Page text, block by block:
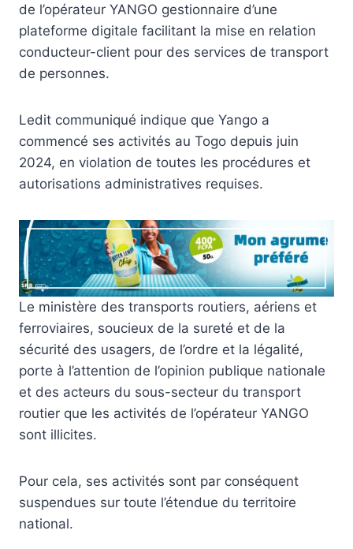
de l’opérateur YANGO gestionnaire d’une
plateforme digitale facilitant la mise en relation
conducteur-client pour des services de transport
de personnes.
Ledit communiqué indique que Yango a
commencé ses activités au Togo depuis juin
2024, en violation de toutes les procédures et
autorisations administratives requises.
Le ministère des transports routiers, aériens et
ferroviaires, soucieux de la sureté et de la
sécurité des usagers, de l’ordre et la légalité,
porte à l’attention de l’opinion publique nationale
et des acteurs du sous-secteur du transport
routier que les activités de l’opérateur YANGO
sont illicites.
Pour cela, ses activités sont par conséquent
suspendues sur toute l’étendue du territoire
national.